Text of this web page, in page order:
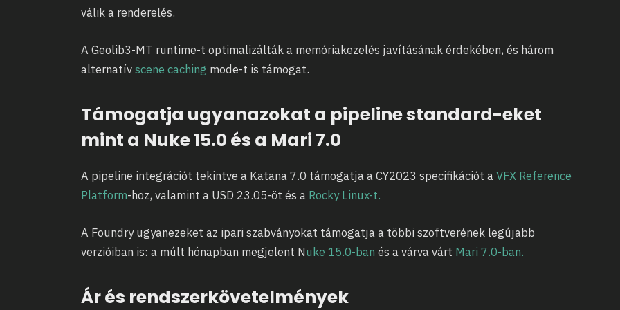
válik a renderelés.
A Geolib3-MT runtime-t optimalizálták a memóriakezelés javításának érdekében, és három
alternatívscene caching mode-t is támogat.
Támogatja ugyanazokat a pipeline standard-eket
mint a Nuke 15.0 és a Mari 7.0
A pipeline integrációt tekintve a Katana 7.0 támogatja a CY2023 specifikációt aVFX Reference
Platform-hoz, valamint a USD 23.05-öt és a Rocky Linux-t.
A Foundry ugyanezeket az ipari szabványokat támogatja a többi szoftverének legújabb
verzióiban is: a múlt hónapban megjelent Nuke 15.0-ban és a várva várt Mari 7.0-ban.
Ár és rendszerkövetelmények